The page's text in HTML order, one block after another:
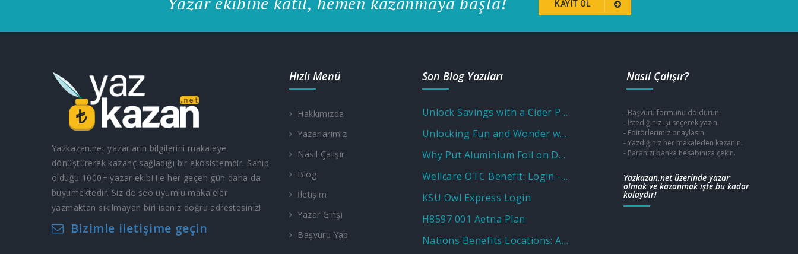
KAYIT OL
Yazkazan.net yazarların bilgilerini makaleye
dönüştürerek kazanç sağladığı bir ekosistemdir. Sahip
olduğu 1000+ yazar ekibi ile her geçen gün daha da
büyümektedir. Siz de seo uyumlu makaleler
yazmaktan sıkılmayan biri iseniz doğru adrestesiniz!
Bizimle iletişime geçin
Hızlı Menü
Hakkımızda
Yazarlarımız
Nasıl Çalışır
Blog
İletişim
Yazar Girişi
Başvuru Yap
Son Blog Yazıları
Unlock Savings with a Cider Promo Code
Unlocking Fun and Wonder with a Museum of Illusions Promo Code
Why Put Aluminium Foil on Door Knobs? Unveiling the Practical and Unusual Uses
Wellcare OTC Benefit: Login - Sign in Program - Catalog
KSU Owl Express Login
H8597 001 Aetna Plan
Nations Benefits Locations: Address & Near Me
Nasıl Çalışır?
- Başvuru formunu doldurun.
- İstediğiniz işi seçerek yazın.
- Editörlerimiz onaylasın.
- Yazdığınız her makaleden kazanın.
- Paranızı banka hesabınıza çekin.
Yazkazan.net üzerinde yazar
olmak ve kazanmak işte bu kadar
kolaydır!